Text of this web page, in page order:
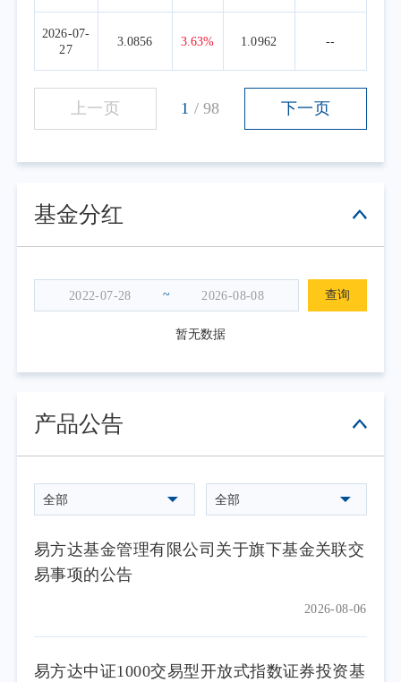
2026-07-
27
3.0856 3.63% 1.0962 --
上一页 1 / 98 下一页
基金分红
~ 查询
暂无数据
产品公告
全部 全部
易方达基金管理有限公司关于旗下基金关联交
易事项的公告
2026-08-06
易方达中证1000交易型开放式指数证券投资基